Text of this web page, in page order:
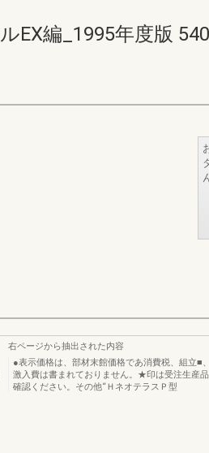
EX編_1995年度版
右ページから抽出された内容
●表示価格は、部材末館価格であ消費税、組立■
激入費は書まれておりません。★印は受注生産
確認ください。その他“ＨネオテラスＰ型